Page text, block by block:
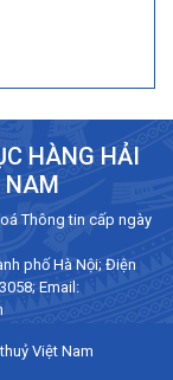
HÀNG HẢI
NAM
Thông tin cấp ngày
phố Hà Nội; Điện
Email:
Việt Nam